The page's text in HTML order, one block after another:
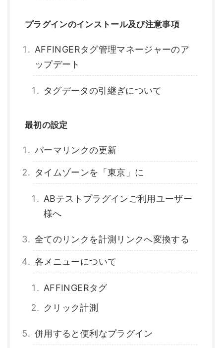
プラグインのインストール及び注意事項
AFFINGERタグ管理マネージャーのア
ップデート
タグデータの引継ぎについて
最初の設定
パーマリンクの更新
タイムゾーンを「東京」に
ABテストプラグインご利用ユーザー
様へ
全てのリンクを計測リンクへ変換する
各メニューについて
AFFINGERタグ
クリック計測
併用すると便利なプラグイン